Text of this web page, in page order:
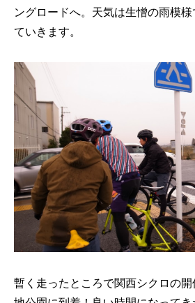
ングロードへ。天気は生憎の雨模
ていきます。
暫く走ったところで関西シクロの